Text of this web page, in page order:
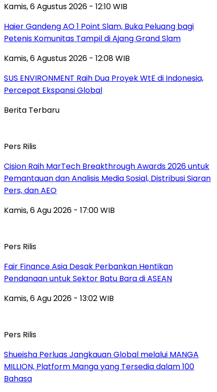
Kamis, 6 Agustus 2026 - 12:10 WIB
Haier Gandeng AO 1 Point Slam, Buka Peluang bagi
Petenis Komunitas Tampil di Ajang Grand Slam
Kamis, 6 Agustus 2026 - 12:08 WIB
SUS ENVIRONMENT Raih Dua Proyek WtE di Indonesia,
Percepat Ekspansi Global
Berita Terbaru
Pers Rilis
Cision Raih MarTech Breakthrough Awards 2026 untuk
Pemantauan dan Analisis Media Sosial, Distribusi Siaran
Pers, dan AEO
Kamis, 6 Agu 2026 - 17:00 WIB
Pers Rilis
Fair Finance Asia Desak Perbankan Hentikan
Pendanaan untuk Sektor Batu Bara di ASEAN
Kamis, 6 Agu 2026 - 13:02 WIB
Pers Rilis
Shueisha Perluas Jangkauan Global melalui MANGA
MILLION, Platform Manga yang Tersedia dalam 100
Bahasa